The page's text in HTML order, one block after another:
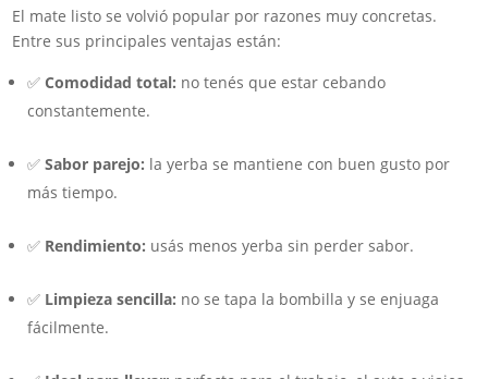
El mate listo se volvió popular por razones muy concretas.
Entre sus principales ventajas están:
✅Comodidad total: no tenés que estar cebando
constantemente.
✅Sabor parejo: la yerba se mantiene con buen gusto por
más tiempo.
✅ Rendimiento: usás menos yerba sin perder sabor.
✅ Limpieza sencilla: no se tapa la bombilla y se enjuaga
fácilmente.